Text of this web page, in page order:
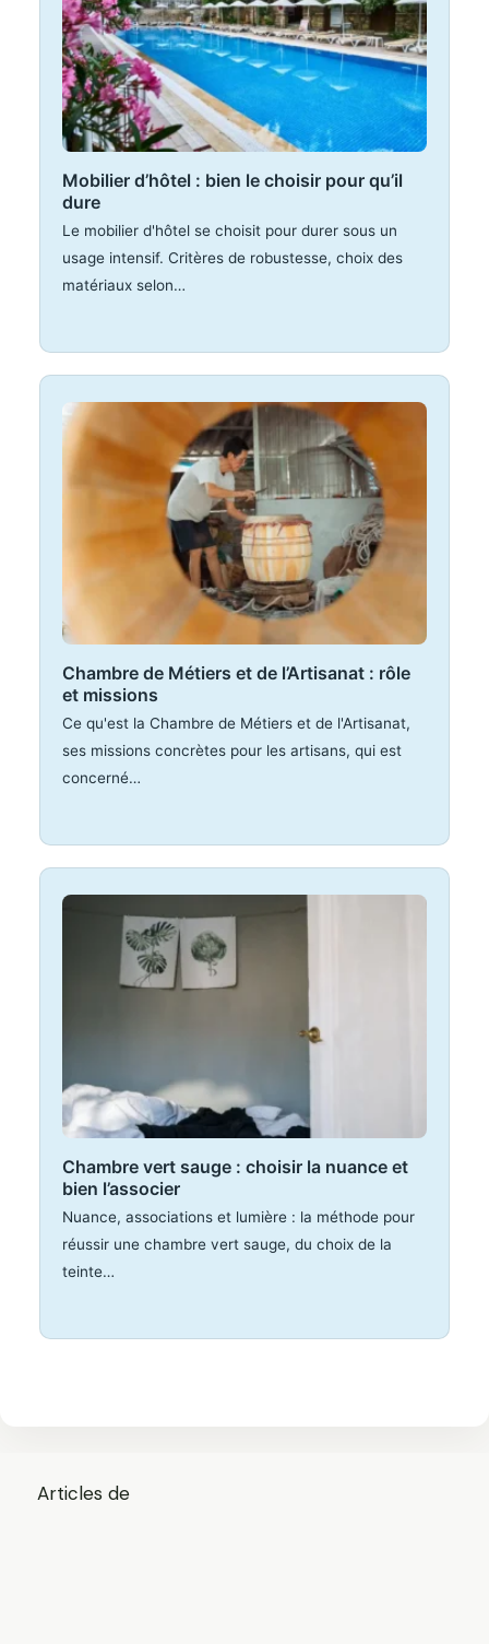
Mobilier d’hôtel : bien le choisir pour qu’il
dure
Le mobilier d'hôtel se choisit pour durer sous un
usage intensif. Critères de robustesse, choix des
matériaux selon…
Chambre de Métiers et de l’Artisanat : rôle
et missions
Ce qu'est la Chambre de Métiers et de l'Artisanat,
ses missions concrètes pour les artisans, qui est
concerné…
Chambre vert sauge : choisir la nuance et
bien l’associer
Nuance, associations et lumière : la méthode pour
réussir une chambre vert sauge, du choix de la
teinte…
Articles de